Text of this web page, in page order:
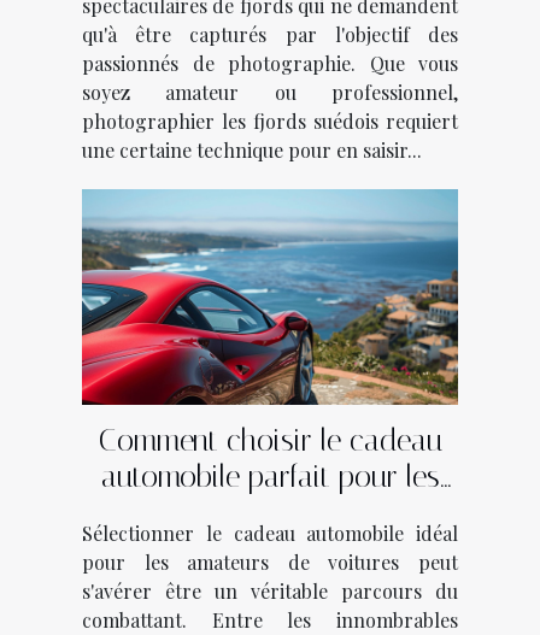
spectaculaires de fjords qui ne demandent
qu'à être capturés par l'objectif des
passionnés de photographie. Que vous
soyez amateur ou professionnel,
photographier les fjords suédois requiert
une certaine technique pour en saisir...
Comment choisir le cadeau
automobile parfait pour les
Sélectionner le cadeau automobile idéal
pour les amateurs de voitures peut
s'avérer être un véritable parcours du
combattant. Entre les innombrables